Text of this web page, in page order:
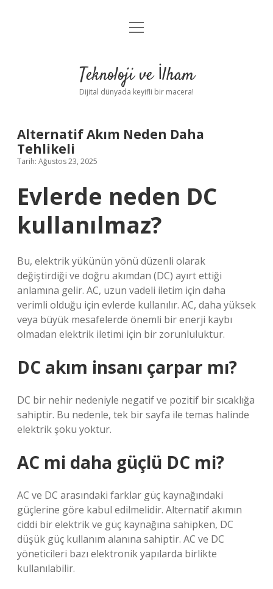
Anasayfa
Yasal Uyarı
menüyü
Teknoloji ve İlham
Dijital dünyada keyifli bir macera!
Alternatif Akım Neden Daha
Tehlikeli
Tarih: Ağustos 23, 2025
Evlerde neden DC
kullanılmaz?
Bu, elektrik yükünün yönü düzenli olarak
değiştirdiği ve doğru akımdan (DC) ayırt ettiği
anlamına gelir. AC, uzun vadeli iletim için daha
verimli olduğu için evlerde kullanılır. AC, daha yüksek
veya büyük mesafelerde önemli bir enerji kaybı
olmadan elektrik iletimi için bir zorunluluktur.
DC akım insanı çarpar mı?
DC bir nehir nedeniyle negatif ve pozitif bir sıcaklığa
sahiptir. Bu nedenle, tek bir sayfa ile temas halinde
elektrik şoku yoktur.
AC mi daha güçlü DC mi?
AC ve DC arasındaki farklar güç kaynağındaki
güçlerine göre kabul edilmelidir. Alternatif akımın
ciddi bir elektrik ve güç kaynağına sahipken, DC
düşük güç kullanım alanına sahiptir. AC ve DC
yöneticileri bazı elektronik yapılarda birlikte
kullanılabilir.